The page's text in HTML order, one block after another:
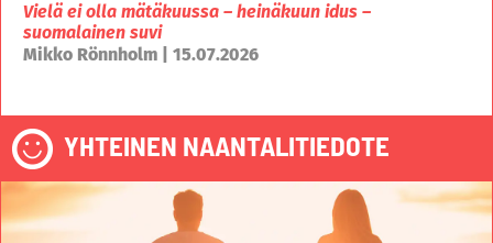
Vielä ei olla mätäkuussa – heinäkuun idus –
suomalainen suvi
Mikko Rönnholm | 15.07.2026
YHTEINEN NAANTALITIEDOTE